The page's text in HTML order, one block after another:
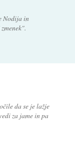
Nodija in
da se je lažje
za jame in pa